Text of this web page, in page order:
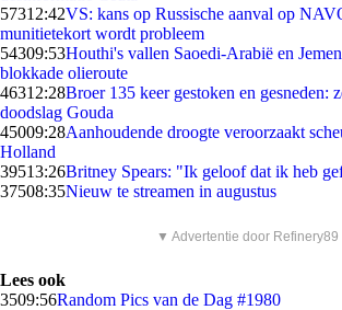
57312:42VS: kans op Russische aanval op
munitietekort wordt probleem
54309:53Houthi's vallen Saoedi-Arabië en
blokkade olieroute
46312:28Broer 135 keer gestoken en gesneden:
doodslag Gouda
45009:28Aanhoudende droogte veroorzaakt
Holland
39513:26Britney Spears: "Ik geloof dat ik heb
37508:35Nieuw te streamen in augustus
▼ Advertentie door Refinery89
Lees ook
3509:56Random Pics van de Dag #1980